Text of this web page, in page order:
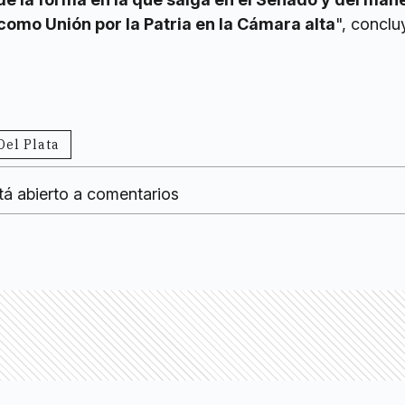
Unión por la Patria en la Cámara alta",
Plata
abierto a comentarios